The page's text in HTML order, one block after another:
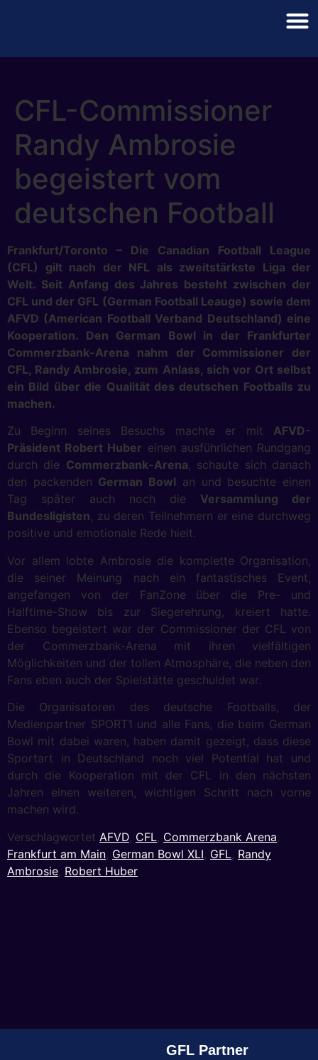
CFL-Commissioner
Randy Ambrosie
begeistert vom
deutschen Football
Frankfurt/Toronto – Die Canadian Football League
(CFL) gilt nach der NFL als zweitstärkste Liga der
Welt. Seit Anfang des Jahres besteht zwischen der
CFL und der GFL (German Football Leauge) sowie dem
AFVD (American Football Verband Deutschland) eine
Kooperation. Den German Bowl in der Frankfurter
Commerzbank-Arena nahm der Commissioner der
CFL, Randy Ambrosie, zum Anlass, sich vor Ort selbst
ein Bild über die Qualität des deutschen Footballs zu
machen.
Zu Beginn seines Besuchs machte er mit AFVD-
Präsident Robert Huber einen ausführlichen Rundgang
durch die Commerzbank-Arena, schaute sich danach
den packenden German Bowl an und besuchte einen
Tag später auch noch die Versammlung der
Bundesligisten, zu deren Teilnehmern er eine durchweg
positive und emotionale Rede hielt.
Vor allem lobte Ambrosie die komplette Organisation,
die seiner Meinung nach ein fantastisches Event,
angefangen von der FanZone über die Pre- und
Halftime-Show bis zur Siegerehrung, kreiert hatte.
Ebenso begeistert war der Commissioner der CFL von
der Commerzbank-Arena mit ihren vielfältigen
Möglichkeiten und der tollen Atmosphäre, die neben den
Fans eben auch der Spielstätte geschuldet war.
Die Organisatoren des deutsche Footballs, der
Medienpartner SPORT1 und alle Fans, die beim German
Bowl mit dabei waren, haben damit gezeigt, dass diese
Sportart in Deutschland noch viel Potential hat und
durch die Kooperation mit der CFL in den nächsten
Jahren einen weiteren, wichtigen Schritt nach vorne
machen wird.
Verschlagwortet AFVD, CFL, Commerzbank Arena,
Frankfurt am Main, German Bowl XLI, GFL, Randy
Ambrosie, Robert Huber
GFL Partner